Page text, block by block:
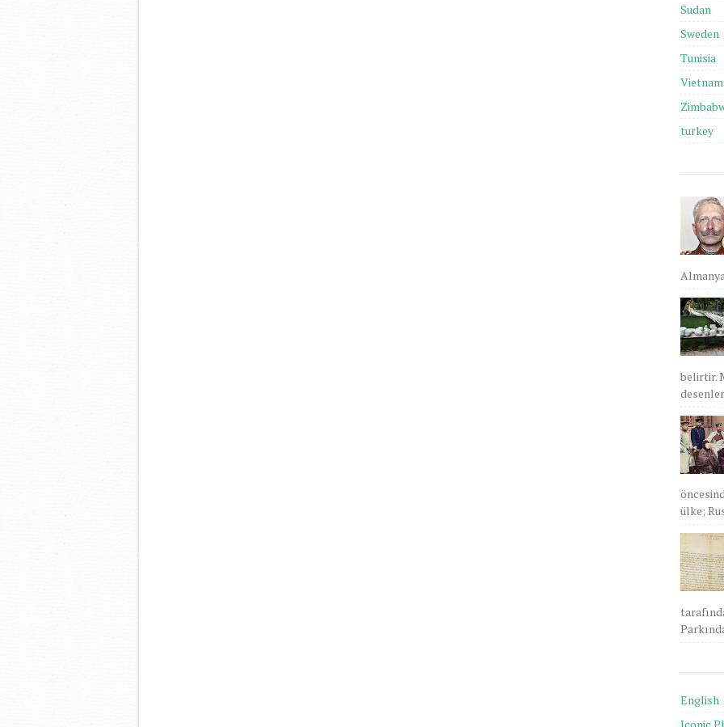
Sudan
Sweden
Tunisia
Vietnam
turkey
belirtir.
ülke;
English